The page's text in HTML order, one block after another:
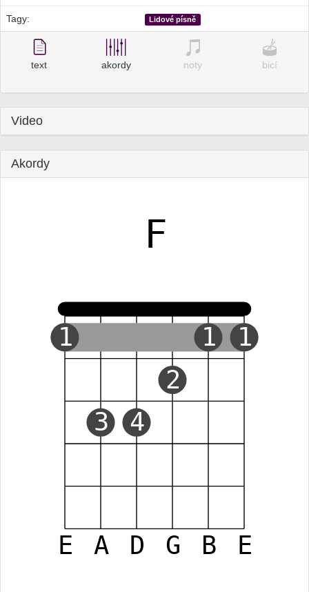
Tagy: Lidové písně
text akordy noty bicí
Video
Akordy
F
E A D G B E
1
3 4
2
1 1